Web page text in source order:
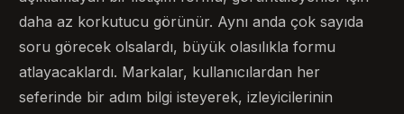
daha az korkutucu görünür. Aynı anda çok sayıda
soru görecek olsalardı, büyük olasılıkla formu
atlayacaklardı. Markalar, kullanıcılardan her
seferinde bir adım bilgi isteyerek, izleyicilerinin